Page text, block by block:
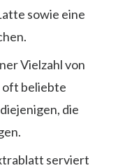
sowie eine
Vielzahl von
oft beliebte
die
serviert